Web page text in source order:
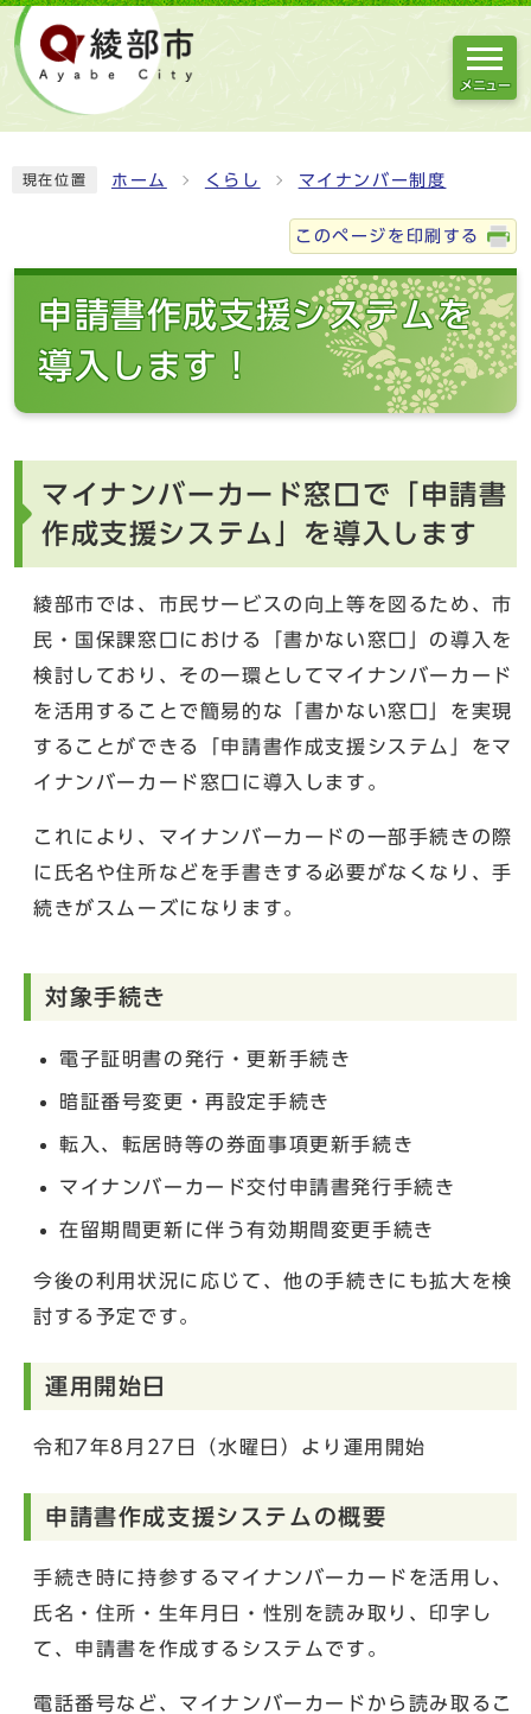
メニュー
現在位置 ホーム くらし マイナンバー制度
このページを印刷する
申請書作成支援システムを
導入します！
マイナンバーカード窓口で「申請書
作成支援システム」を導入します
綾部市では、市民サービスの向上等を図るため、市
民・国保課窓口における「書かない窓口」の導入を
検討しており、その一環としてマイナンバーカード
を活用することで簡易的な「書かない窓口」を実現
することができる「申請書作成支援システム」をマ
イナンバーカード窓口に導入します。
これにより、マイナンバーカードの一部手続きの際
に氏名や住所などを手書きする必要がなくなり、手
続きがスムーズになります。
対象手続き
電子証明書の発行・更新手続き
暗証番号変更・再設定手続き
転入、転居時等の券面事項更新手続き
マイナンバーカード交付申請書発行手続き
在留期間更新に伴う有効期間変更手続き
今後の利用状況に応じて、他の手続きにも拡大を検
討する予定です。
運用開始日
令和7年8月27日（水曜日）より運用開始
申請書作成支援システムの概要
手続き時に持参するマイナンバーカードを活用し、
氏名・住所・生年月日・性別を読み取り、印字し
て、申請書を作成するシステムです。
電話番号など、マイナンバーカードから読み取るこ